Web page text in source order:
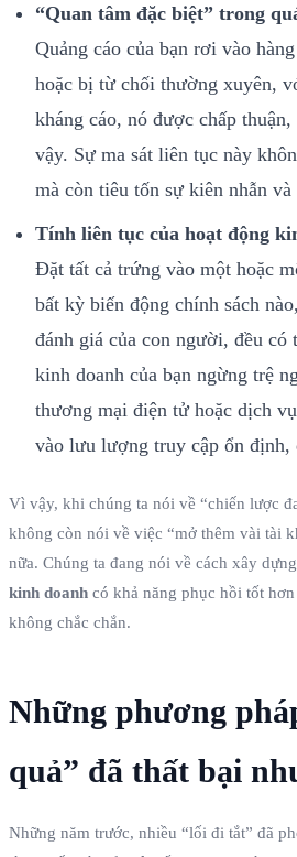
“Quan tâm đặc biệt” trong
Quảng cáo của bạn rơi vào
hoặc bị từ chối thường xuyên,
kháng cáo, nó được chấp
vậy. Sự ma sát liên tục này
mà còn tiêu tốn sự kiên nhẫn
Tính liên tục của hoạt động
Đặt tất cả trứng vào một hoặc
bất kỳ biến động chính sách
đánh giá của con người, đều có
kinh doanh của bạn ngừng trệ
thương mại điện tử hoặc dịch
vào lưu lượng truy cập ổn định,
Vì vậy, khi chúng ta nói về “chiến lược
không còn nói về việc “mở thêm vài tài
nữa. Chúng ta đang nói về cách xây
kinh doanh có khả năng phục hồi tốt
không chắc chắn.
Những phương
quả” đã thất bại
Những năm trước, nhiều “lối đi tắt” đã